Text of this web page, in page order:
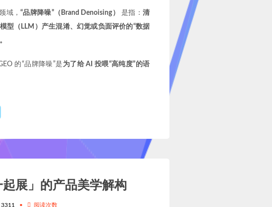
域，“品牌降噪”（Brand Denoising） 是指：清
型（LLM）产生混淆、幻觉或负面评价的“数据
的“品牌降噪”是 为了给 AI 投喂“高纯度”的语
展」的产品美学解构
3311 • 阅读次数